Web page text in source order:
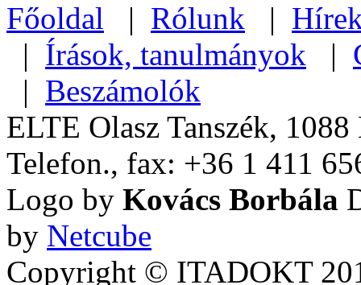
Főoldal | Rólunk |
| Írások, tanulmányok |
| Beszámolók
ELTE Olasz Tanszék,
Telefon., fax: +36 1 411
Logo by Kovács Borbála
by Netcube
Copyright © ITADOKT